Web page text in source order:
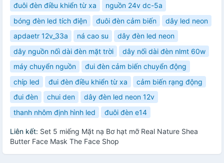
đuôi đèn điều khiển từ xa
nguồn 24v dc-5a
bóng đèn led tích điện
đuôi đèn cảm biến
dây led neon
apdaetr 12v_33a
ná cao su
dây đèn led neon
dây nguồn nối dài đèn mặt trời
dây nối dài đèn nlmt 60w
máy chuyển nguồn
đui đèn cảm biến chuyển động
chíp led
đui đèn điều khiển từ xa
cảm biến rạng động
đui đèn
chui den
dây đèn led neon 12v
thanh nhôm định hình led
đuôi đèn e14
Liên kết: Set 5 miếng Mặt nạ Bơ hạt mỡ Real Nature Shea
Butter Face Mask The Face Shop